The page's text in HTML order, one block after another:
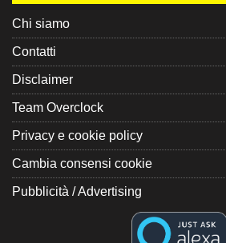
Chi siamo
Contatti
Disclaimer
Team Overclock
Privacy e cookie policy
Cambia consensi cookie
Pubblicità / Advertising